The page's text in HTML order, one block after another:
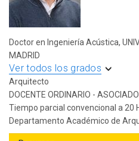
Doctor en Ingeniería Acústica,
MADRID
Ver todos los grados
Arquitecto
DOCENTE ORDINARIO - ASOCIADO
Tiempo parcial convencional a 20
Departamento Académico de